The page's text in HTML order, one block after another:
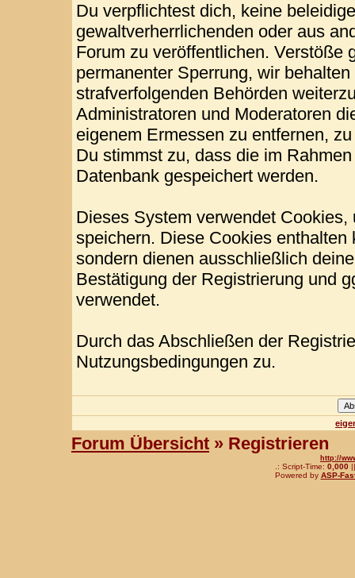
Du verpflichtest dich, keine
gewaltverherrlichenden oder aus
Forum zu veröffentlichen. Verstöße
permanenter Sperrung, wir
strafverfolgenden Behörden
Administratoren und Moderatoren
eigenem Ermessen zu entfernen,
Du stimmst zu, dass die im
Datenbank gespeichert werden.
Dieses System verwendet
speichern. Diese Cookies
sondern dienen ausschließlich
Bestätigung der Registrierung und
verwendet.
Durch das Abschließen der
Nutzungsbedingungen zu.
Forum Übersicht » Registrieren
http://
.: Script-Time: 0,000||
Powered by ASP-